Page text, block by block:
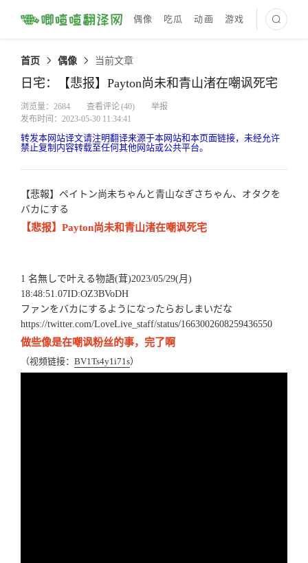
偶像 吃瓜 动画 游戏 最新译文
首页 偶像 当前文章
日宅：【悲报】Payton尚未和青山渚在嘲讽死宅
浏览量：2684 查看评论(40)
举报
发布时间：2023-05-30 11:34:41
转发本网站译文请注明翻译来源于本网站和本页面链接，未经允许
禁止复制内容转载至任何其他网站或公共平台。
【悲報】ペイトン尚未ちゃんと青山なぎさちゃん、オタクを
バカにする
【悲报】Payton尚未和青山渚在嘲讽死宅
1 名無しで叶える物語(茸)2023/05/29(月)
18:48:51.07ID:OZ3BVoDH
ファンをバカにするようになったらおしまいだな
https://twitter.com/LoveLive_staff/status/1663002608259436550
做些像是在嘲讽粉丝的事，完了啊
（视频链接： BV1Ts4y1i71s）